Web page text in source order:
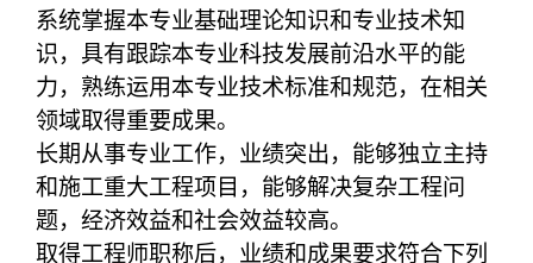
系统掌握本专业基础理论知识和专业技术知
识，具有跟踪本专业科技发展前沿水平的能
力，熟练运用本专业技术标准和规范，在相关
领域取得重要成果。
长期从事专业工作，业绩突出，能够独立主持
和施工重大工程项目，能够解决复杂工程问
题，经济效益和社会效益较高。
取得工程师职称后，业绩和成果要求符合下列